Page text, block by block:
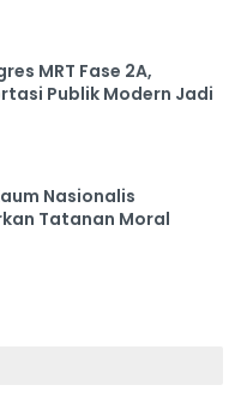
MRT Fase 2A,
Publik Modern Jadi
Nasionalis
Tatanan Moral